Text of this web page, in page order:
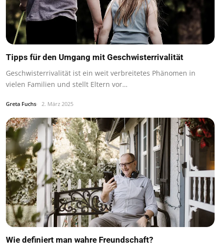
Tipps für den Umgang mit Geschwisterrivalität
Geschwisterrivalität ist ein weit verbreitetes Phänomen in
vielen Familien und stellt Eltern vor…
Greta Fuchs 2. März 2025
Wie definiert man wahre Freundschaft?